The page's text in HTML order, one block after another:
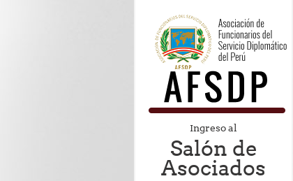
Ingreso al
Salón de
Asociados